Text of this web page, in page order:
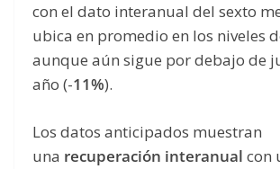
con el dato interanual del sexto
ubica en promedio en los niveles
aunque aún sigue por debajo de
año (-11%).
Los datos anticipados muestran
una recuperación interanual con